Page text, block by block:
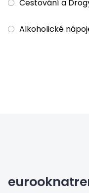
Cestování a
Alkoholické